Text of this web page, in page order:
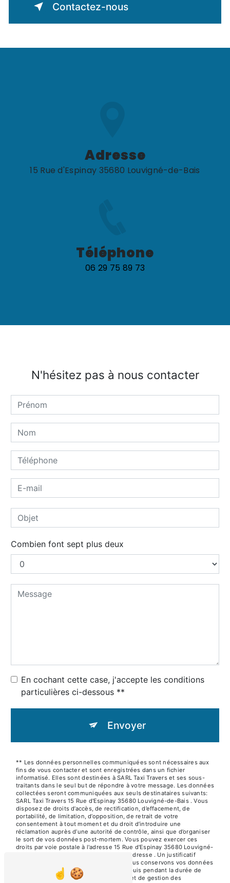
Contactez-nous
Adresse
15 Rue d'Espinay 35680 Louvigné-de-Bais
Téléphone
06 29 75 89 73
N'hésitez pas à nous contacter
Combien font sept plus deux
En cochant cette case, j'accepte les conditions
particulières ci-dessous **
Envoyer
** Les données personnelles communiquées sont nécessaires aux
fins de vous contacter et sont enregistrées dans un fichier
informatisé. Elles sont destinées à SARL Taxi Travers et ses sous-
traitants dans le seul but de répondre à votre message. Les données
collectées seront communiquées aux seuls destinataires suivants:
SARL Taxi Travers 15 Rue d'Espinay 35680 Louvigné-de-Bais . Vous
disposez de droits d’accès, de rectification, d’effacement, de
portabilité, de limitation, d’opposition, de retrait de votre
consentement à tout moment et du droit d’introduire une
réclamation auprès d’une autorité de contrôle, ainsi que d’organiser
le sort de vos données post-mortem. Vous pouvez exercer ces
droits par voie postale à l'adresse 15 Rue d'Espinay 35680 Louvigné-
de-Bais ou par courrier électronique à l'adresse . Un justificatif
d'identité pourra vous être demandé. Nous conservons vos données
pendant la période de prise de contact puis pendant la durée de
prescription légale aux fins probatoires et de gestion des